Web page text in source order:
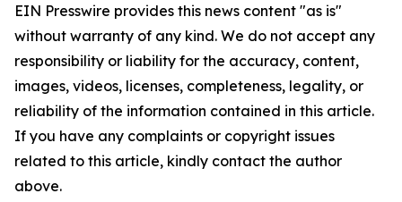
EIN Presswire provides this news content "as is"
without warranty of any kind. We do not accept any
responsibility or liability for the accuracy, content,
images, videos, licenses, completeness, legality, or
reliability of the information contained in this article.
If you have any complaints or copyright issues
related to this article, kindly contact the author
above.